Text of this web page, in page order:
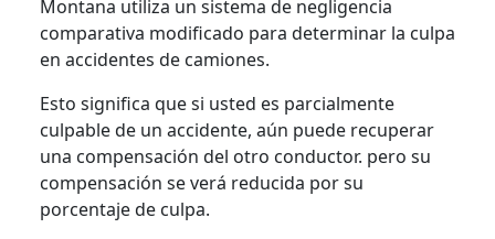
Montana utiliza un sistema de negligencia
comparativa modificado para determinar la culpa
en accidentes de camiones.
Esto significa que si usted es parcialmente
culpable de un accidente, aún puede recuperar
una compensación del otro conductor. pero su
compensación se verá reducida por su
porcentaje de culpa.